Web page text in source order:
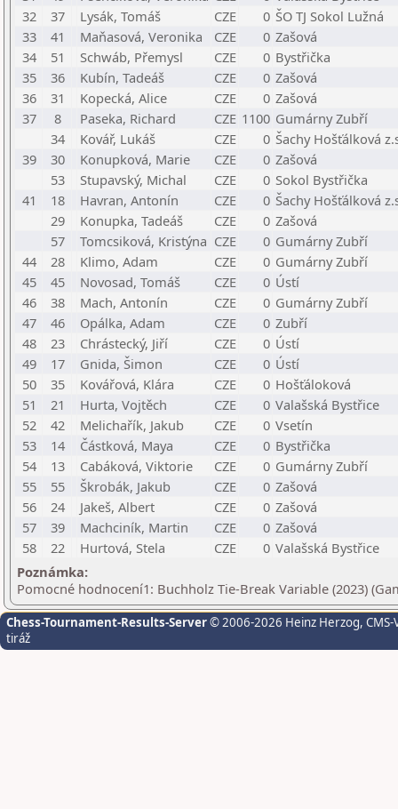
32
37 Lysák, Tomáš CZE 0 ŠO TJ Sokol Lužná
33
41 Maňasová, Veronika CZE 0 Zašová
34
51 Schwáb, Přemysl CZE 0 Bystřička
35
36 Kubín, Tadeáš CZE 0 Zašová
36
31 Kopecká, Alice CZE 0 Zašová
37
8 Paseka, Richard CZE 1100 Gumárny Zubří
34
Kovář, Lukáš CZE 0 Šachy Hošťálková
39
30 Konupková, Marie CZE 0 Zašová
53
Stupavský, Michal CZE 0 Sokol Bystřička
41
18 Havran, Antonín CZE 0 Šachy Hošťálková
29
Konupka, Tadeáš CZE 0 Zašová
57
Tomcsiková, Kristýna CZE 0 Gumárny Zubří
44
28 Klimo, Adam CZE 0 Gumárny Zubří
45
45 Novosad, Tomáš CZE 0 Ústí
46
38 Mach, Antonín CZE 0 Gumárny Zubří
47
46 Opálka, Adam CZE 0 Zubří
48
23 Chrástecký, Jiří CZE 0 Ústí
49
17 Gnida, Šimon CZE 0 Ústí
50
35 Kovářová, Klára CZE 0 Hošťáloková
51
21 Hurta, Vojtěch CZE 0 Valašská Bystřice
52
42 Melichařík, Jakub CZE 0 Vsetín
53
14 Částková, Maya CZE 0 Bystřička
54
13 Cabáková, Viktorie CZE 0 Gumárny Zubří
55
55 Škrobák, Jakub CZE 0 Zašová
56
24 Jakeš, Albert CZE 0 Zašová
57
39 Machciník, Martin CZE 0 Zašová
58
22 Hurtová, Stela CZE 0 Valašská Bystřice
Poznámka:
Pomocné hodnocení1: Buchholz Tie-Break Variable (2023)
Chess-Tournament-Results-Server© 2006-2026 Heinz Herzog,
tiráž